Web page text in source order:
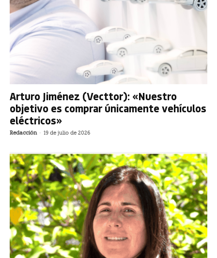
Arturo Jiménez (Vecttor): «Nuestro
objetivo es comprar únicamente vehículos
eléctricos»
Redacción - 19 de julio de 2026